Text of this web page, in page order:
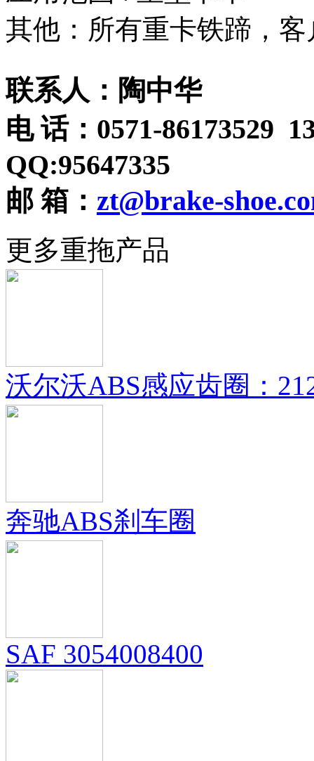
其他：所有重卡铁蹄，
联系人：陶中华
电 话：0571-86173529
QQ:95647335
邮 箱： zt@brake-
更多重拖产品
沃尔沃ABS感应齿圈：
奔驰ABS刹车圈
SAF 3054008400